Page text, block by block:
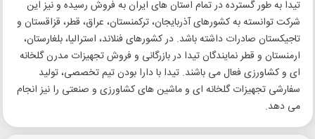
تیدا به طور گسترده در تمام استان های ایران به فروش رسیده و نیز این
شرکت توانسته به کشورهای آذربایجان، ترکمنستان، عراق، قطر، قزاقستان و
تاجیکستان صادرات داشته باشد. در کشورهای فنلاند، استرالیا، بلغارستان،
ارمنستان و قطر نمایندگان تیدا در بازرگانی و فروش تجهیزات مدرن گلخانه
ای و کشاورزی فعال می باشند. تیدا با دارا بودن تیم تخصصی، تولید
سفارشی تجهیزات گلخانه ای و ماشین های کشاورزی و صنعتی را نیز انجام
می دهد.